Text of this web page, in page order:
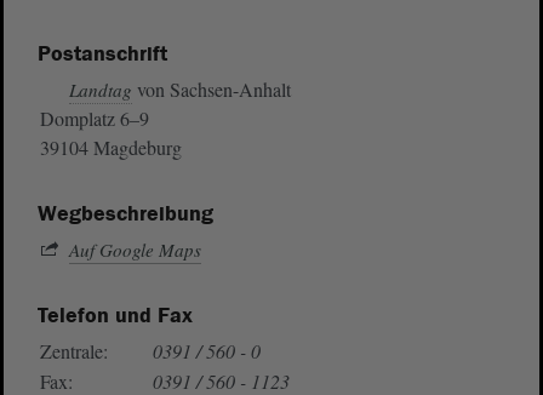
Postanschrift
Landtag von Sachsen-Anhalt
Domplatz 6–9
39104 Magdeburg
Wegbeschreibung
Auf Google Maps
Telefon und Fax
Zentrale:
0391 / 560 - 0
Fax:
0391 / 560 - 1123